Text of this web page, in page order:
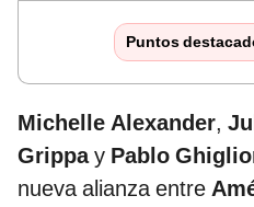
Puntos
Michelle Alexander,
Grippay Pablo
nueva alianza entre